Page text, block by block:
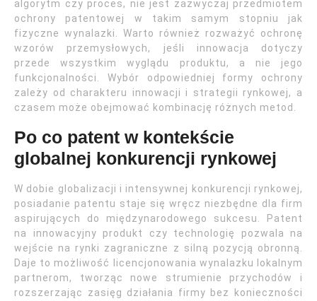
algorytm czy proces, nie jest zazwyczaj przedmiotem
ochrony patentowej w takim samym stopniu jak
fizyczne wynalazki. Warto również rozważyć ochronę
wzorów przemysłowych, jeśli innowacja dotyczy
przede wszystkim wyglądu produktu, a nie jego
funkcjonalności. Wybór odpowiedniej formy ochrony
zależy od charakteru innowacji i strategii rynkowej, a
czasem może obejmować kombinację różnych metod.
Po co patent w kontekście
globalnej konkurencji rynkowej
W dobie globalizacji i intensywnej konkurencji rynkowej,
posiadanie patentu staje się wręcz niezbędne dla firm
aspirujących do międzynarodowego sukcesu. Patent
na innowacyjny produkt czy technologię pozwala na
wejście na rynki zagraniczne z silną pozycją obronną.
Daje to możliwość licencjonowania wynalazku lokalnym
partnerom, tworząc nowe strumienie przychodów i
rozszerzając zasięg działania firmy bez konieczności